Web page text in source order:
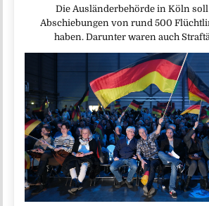
Die Ausländerbehörde in Köln
Abschiebungen von rund 500
haben. Darunter waren auch